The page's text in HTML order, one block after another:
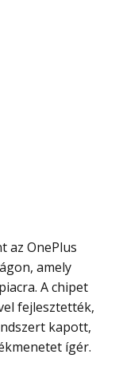
amely
A chipet
fejlesztették,
kapott,
ígér.